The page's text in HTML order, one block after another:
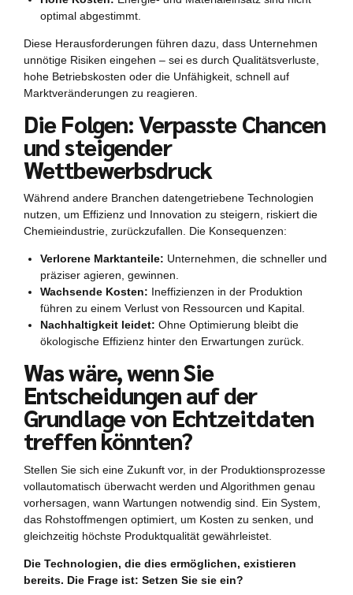
optimal abgestimmt.
Diese Herausforderungen führen dazu, dass Unternehmen
unnötige Risiken eingehen – sei es durch Qualitätsverluste,
hohe Betriebskosten oder die Unfähigkeit, schnell auf
Marktveränderungen zu reagieren.
Die Folgen: Verpasste Chancen
und steigender
Wettbewerbsdruck
Während andere Branchen datengetriebene Technologien
nutzen, um Effizienz und Innovation zu steigern, riskiert die
Chemieindustrie, zurückzufallen. Die Konsequenzen:
Verlorene Marktanteile: Unternehmen, die schneller und
präziser agieren, gewinnen.
Wachsende Kosten: Ineffizienzen in der Produktion
führen zu einem Verlust von Ressourcen und Kapital.
Nachhaltigkeit leidet: Ohne Optimierung bleibt die
ökologische Effizienz hinter den Erwartungen zurück.
Was wäre, wenn Sie
Entscheidungen auf der
Grundlage von Echtzeitdaten
treffen könnten?
Stellen Sie sich eine Zukunft vor, in der Produktionsprozesse
vollautomatisch überwacht werden und Algorithmen genau
vorhersagen, wann Wartungen notwendig sind. Ein System,
das Rohstoffmengen optimiert, um Kosten zu senken, und
gleichzeitig höchste Produktqualität gewährleistet.
Die Technologien, die dies ermöglichen, existieren
bereits. Die Frage ist: Setzen Sie sie ein?